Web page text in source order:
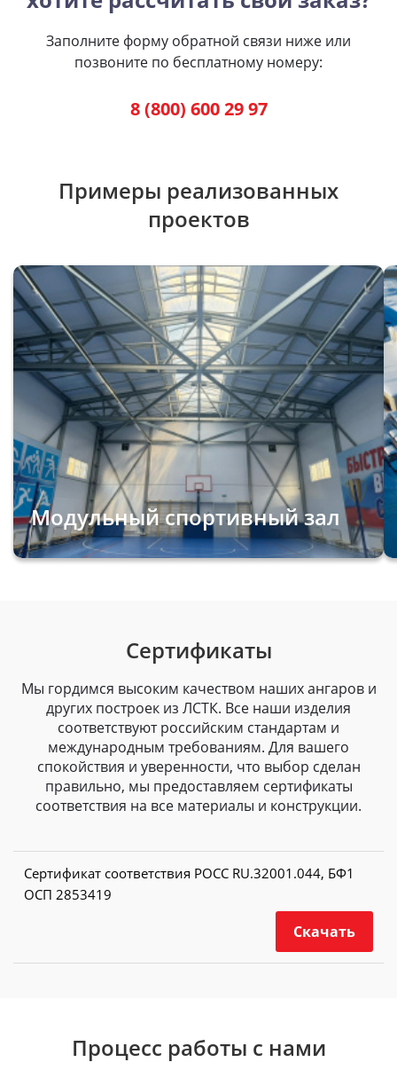
Заполните форму обратной связи ниже или
позвоните по бесплатному номеру:
8 (800) 600 29 97
Примеры реализованных
проектов
Модульный спортивный зал
Сертификаты
Мы гордимся высоким качеством наших ангаров и
других построек из ЛСТК. Все наши изделия
соответствуют российским стандартам и
международным требованиям. Для вашего
спокойствия и уверенности, что выбор сделан
правильно, мы предоставляем сертификаты
соответствия на все материалы и конструкции.
Сертификат соответствия РОСС RU.32001.044, БФ1
ОСП 2853419
Скачать
Процесс работы с нами